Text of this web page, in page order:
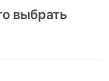
выбрать